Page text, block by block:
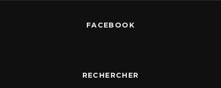
FACEBOOK
RECHERCHER